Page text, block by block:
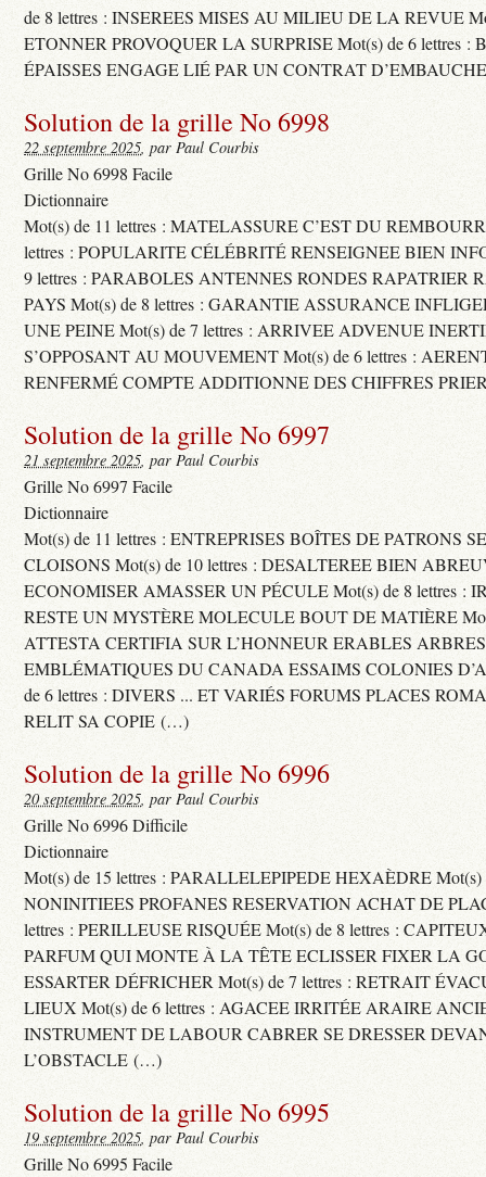
de 8 lettres : INSEREES MISES AU MILIEU DE LA REVUE
ETONNER PROVOQUER LA SURPRISE Mot(s) de 6 lettres :
ÉPAISSES ENGAGE LIÉ PAR UN CONTRAT
Solution de la grille No 6998
22 septembre 2025, par Paul Courbis
Grille No 6998 Facile
Dictionnaire
Mot(s) de 11 lettres : MATELASSURE C’EST DU
lettres : POPULARITE CÉLÉBRITÉ RENSEIGNEE BIEN
9 lettres : PARABOLES ANTENNES RONDES RAPATRIER
PAYS Mot(s) de 8 lettres : GARANTIE ASSURANCE
UNE PEINE Mot(s) de 7 lettres : ARRIVEE ADVENUE
S’OPPOSANT AU MOUVEMENT Mot(s) de 6 lettres :
RENFERMÉ COMPTE ADDITIONNE DES CHIFFRES
Solution de la grille No 6997
21 septembre 2025, par Paul Courbis
Grille No 6997 Facile
Dictionnaire
Mot(s) de 11 lettres : ENTREPRISES BOÎTES DE PATRONS
CLOISONS Mot(s) de 10 lettres : DESALTEREE BIEN
ECONOMISER AMASSER UN PÉCULE Mot(s) de 8 lettres :
RESTE UN MYSTÈRE MOLECULE BOUT DE MATIÈRE
ATTESTA CERTIFIA SUR L’HONNEUR ERABLES ARBRES
EMBLÉMATIQUES DU CANADA ESSAIMS COLONIES
de 6 lettres : DIVERS ... ET VARIÉS FORUMS PLACES
RELIT SA COPIE (…)
Solution de la grille No 6996
20 septembre 2025, par Paul Courbis
Grille No 6996 Difficile
Dictionnaire
Mot(s) de 15 lettres : PARALLELEPIPEDE HEXAÈDRE Mot(s)
NONINITIEES PROFANES RESERVATION ACHAT DE
lettres : PERILLEUSE RISQUÉE Mot(s) de 8 lettres :
PARFUM QUI MONTE À LA TÊTE ECLISSER FIXER LA
ESSARTER DÉFRICHER Mot(s) de 7 lettres : RETRAIT
LIEUX Mot(s) de 6 lettres : AGACEE IRRITÉE ARAIRE
INSTRUMENT DE LABOUR CABRER SE DRESSER
L’OBSTACLE (…)
Solution de la grille No 6995
19 septembre 2025, par Paul Courbis
Grille No 6995 Facile